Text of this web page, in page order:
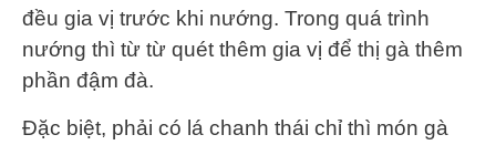
đều gia vị trước khi nướng. Trong quá trình
nướng thì từ từ quét thêm gia vị để thị gà thêm
phần đậm đà.
Đặc biệt, phải có lá chanh thái chỉ thì món gà